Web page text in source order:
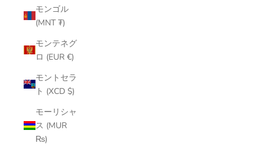
モンゴル
(MNT ₮)
モンテネグ
ロ (EUR €)
モントセラ
ト (XCD $)
モーリシャ
ス (MUR
₨)